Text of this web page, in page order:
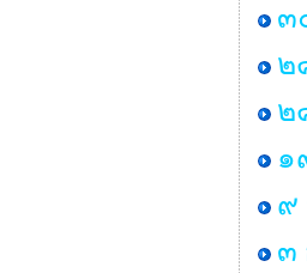
๓
๒
๒
๑
๙
๓